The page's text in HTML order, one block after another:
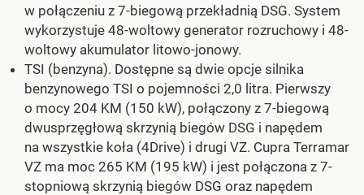
w połączeniu z 7-biegową przekładnią DSG. System
wykorzystuje 48-woltowy generator rozruchowy i 48-
woltowy akumulator litowo-jonowy.
TSI (benzyna). Dostępne są dwie opcje silnika
benzynowego TSI o pojemności 2,0 litra. Pierwszy
o mocy 204 KM (150 kW), połączony z 7-biegową
dwusprzęgłową skrzynią biegów DSG i napędem
na wszystkie koła (4Drive) i drugi VZ. Cupra Terramar
VZ ma moc 265 KM (195 kW) i jest połączona z 7-
stopniową skrzynią biegów DSG oraz napędem